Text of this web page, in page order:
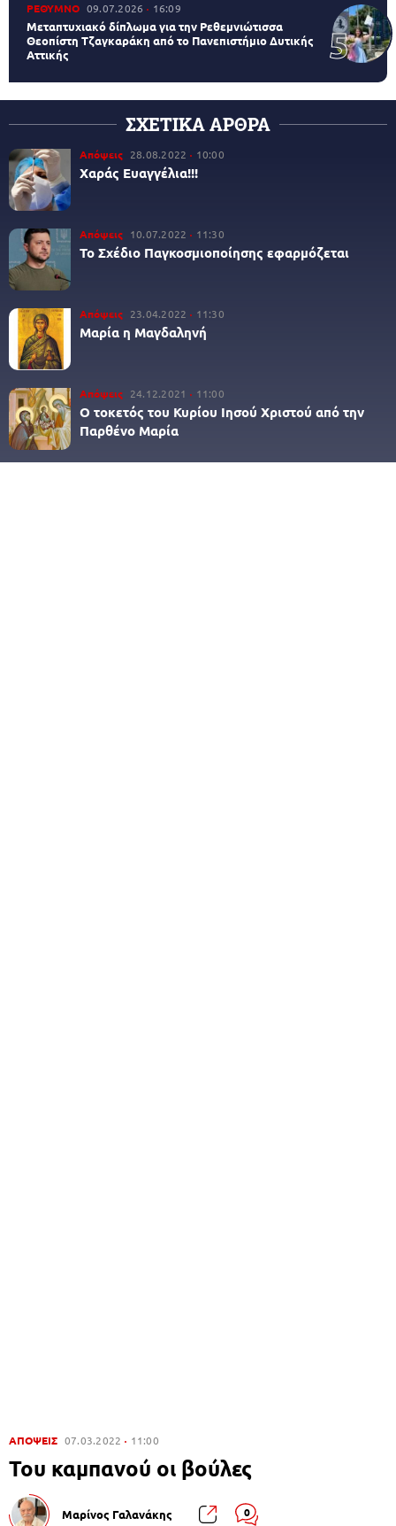
ΡΕΘΥΜΝΟ 09.07.2026 16:09
Μεταπτυχιακό δίπλωμα για την Ρεθεμνιώτισσα
Θεοπίστη Τζαγκαράκη από το Πανεπιστήμιο Δυτικής
Αττικής
ΣΧΕΤΙΚΑ ΑΡΘΡΑ
Απόψεις 28.08.2022 10:00
Χαράς Ευαγγέλια!!!
Απόψεις 10.07.2022 11:30
Το Σχέδιο Παγκοσμιοποίησης εφαρμόζεται
Απόψεις 23.04.2022 11:30
Μαρία η Μαγδαληνή
Απόψεις 24.12.2021 11:00
Ο τοκετός του Κυρίου Ιησού Χριστού από την
Παρθένο Μαρία
ΑΠΟΨΕΙΣ 07.03.2022 11:00
Του καμπανού οι βούλες
Μαρίνος Γαλανάκης 0